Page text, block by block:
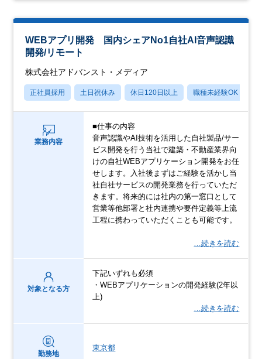
WEBアプリ開発 国内シェアNo1自社AI音声認識
開発/リモート
株式会社アドバンスト・メディア
正社員採用 土日祝休み 休日120日以上 職種未経験OK
業務内容
■仕事の内容
音声認識やAI技術を活用した自社製品/サー
ビス開発を行う当社で建築・不動産業界向
けの自社WEBアプリケーション開発をお任
せします。入社後まずはご経験を活かし当
社自社サービスの開発業務を行っていただ
きます。将来的には社内の第一窓口として
営業等他部署と社内連携や要件定義等上流
工程に携わっていただくことも可能です。
…続きを読む
対象となる方
下記いずれも必須
・WEBアプリケーションの開発経験(2年以
上)
…続きを読む
勤務地
東京都